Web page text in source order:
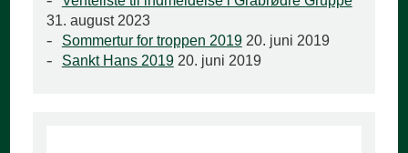
31. august 2023
Sommertur for troppen 2019 20. juni 2019
Sankt Hans 2019 20. juni 2019